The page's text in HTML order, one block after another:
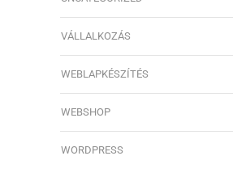
VÁLLALKOZÁS
WEBLAPKÉSZÍTÉS
WEBSHOP
WORDPRESS